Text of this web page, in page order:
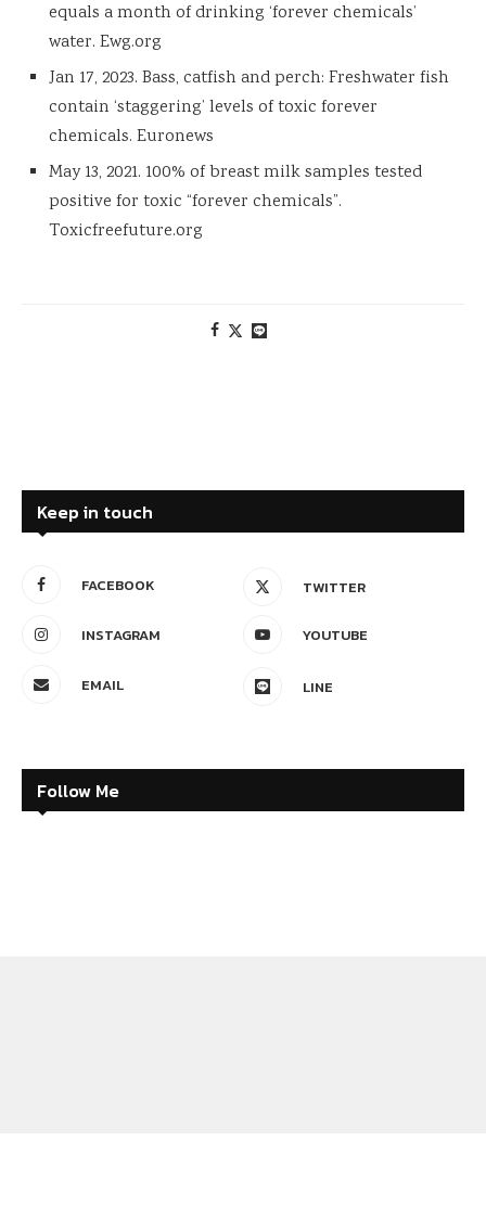
equals a month of drinking ‘forever chemicals’
water. Ewg.org
Jan 17, 2023. Bass, catfish and perch: Freshwater fish
contain ‘staggering’ levels of toxic forever
chemicals. Euronews
May 13, 2021. 100% of breast milk samples tested
positive for toxic “forever chemicals”.
Toxicfreefuture.org
Keep in touch
FACEBOOK TWITTER
INSTAGRAM YOUTUBE
EMAIL LINE
Follow Me